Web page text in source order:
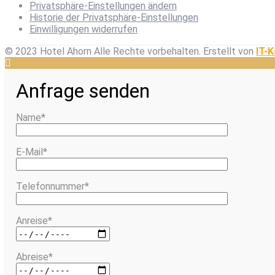
Privatsphäre-Einstellungen ändern
Historie der Privatsphäre-Einstellungen
Einwilligungen widerrufen
© 2023 Hotel Ahorn Alle Rechte vorbehalten. Erstellt von IT-
Anfrage senden
Name*
E-Mail*
Telefonnummer*
Anreise*
Abreise*